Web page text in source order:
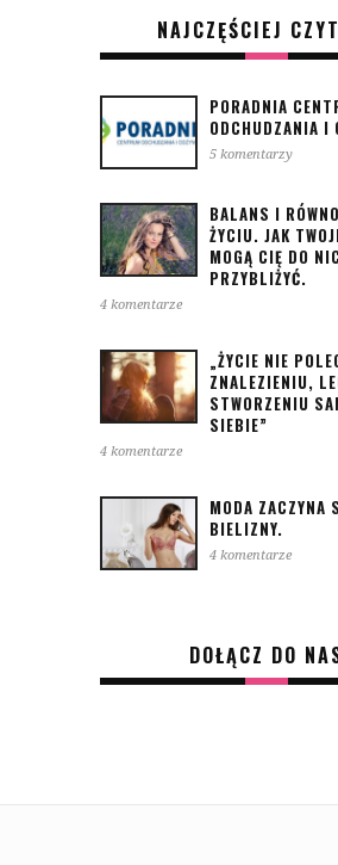
NAJCZĘŚCIEJ
PORADNIA
ODCHUDZANIA I
5 komentarzy
BALANS I
ŻYCIU. JAK
MOGĄ CIĘ DO
PRZYBLIŻYĆ.
4 komentarze
„ŻYCIE NIE
ZNALEZIENIU,
STWORZENIU
SIEBIE”
4 komentarze
MODA ZACZYNA
BIELIZNY.
4 komentarze
DOŁĄCZ DO